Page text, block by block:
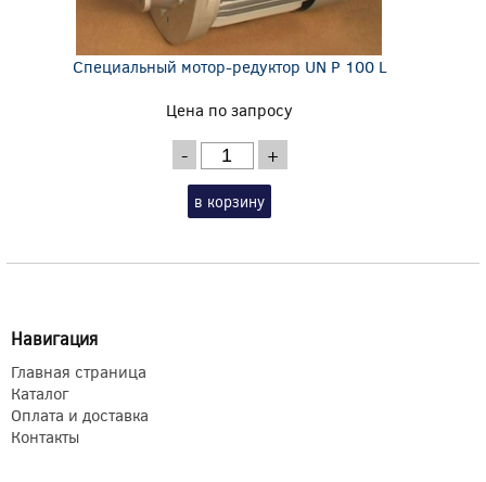
Специальный мотор-редуктор UN P 100 L
Цена по запросу
- +
в корзину
Навигация
Главная страница
Каталог
Оплата и доставка
Контакты